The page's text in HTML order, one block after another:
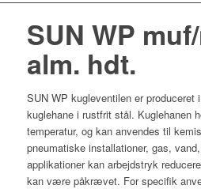
SUN WP
alm. hdt.
SUN WP kugleventilen er produceret
kuglehane i rustfrit stål. Kuglehanen
temperatur, og kan anvendes til
pneumatiske installationer, gas,
applikationer kan arbejdstryk
kan være påkrævet. For specifik